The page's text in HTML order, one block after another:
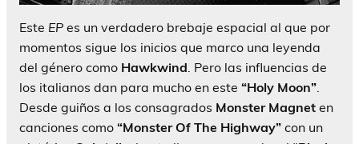
Este EP es un verdadero brebaje espacial al que por
momentos sigue los inicios que marco una leyenda
del género como Hawkwind. Pero las influencias de
los italianos dan para mucho en este “Holy Moon”.
Desde guiños a los consagrados Monster Magnet en
canciones como “Monster Of The Highway” con un